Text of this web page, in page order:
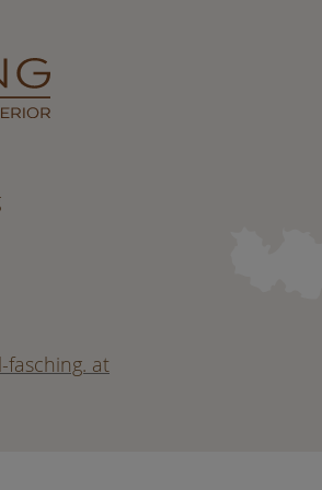
at